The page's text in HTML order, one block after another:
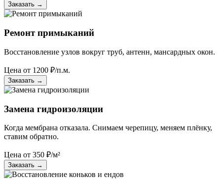
Заказать →
Ремонт примыканий
Восстановление узлов вокруг труб, антенн, мансардных окон.
Цена от 1200 ₽/п.м.
Заказать →
Замена гидроизоляции
Когда мембрана отказала. Снимаем черепицу, меняем плёнку,
ставим обратно.
Цена от 350 ₽/м²
Заказать →